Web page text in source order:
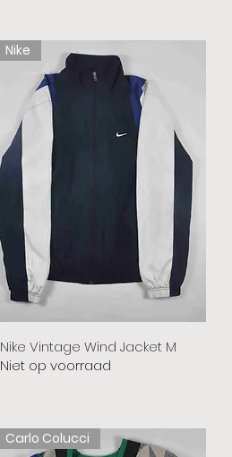
Nike
Nike Vintage Wind Jacket M
Niet op voorraad
Carlo Colucci